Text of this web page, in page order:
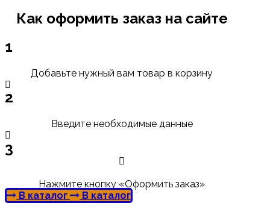
Как оформить заказ на сайте
1
Добавьте нужный вам товар в корзину
2
Введите необходимые данные
3
Нажмите кнопку «Оформить заказ»
В каталог
В каталог